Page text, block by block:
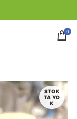
0
STOK
TA YO
K